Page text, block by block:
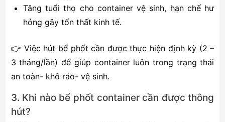
Tăng tuổi thọ cho container vệ sinh, hạn chế hư
hỏng gây tổn thất kinh tế.
👉 Việc hút bể phốt cần được thực hiện định kỳ (2 –
3 tháng/lần) để giúp container luôn trong trạng thái
an toàn- khô ráo- vệ sinh.
3. Khi nào bể phốt container cần được thông
hút?